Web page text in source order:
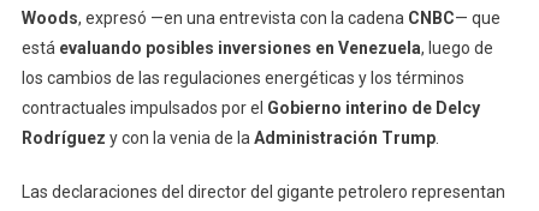
Woods, expresó —en una entrevista con la cadena CNBC— que
está evaluando posibles inversiones en Venezuela, luego de
los cambios de las regulaciones energéticas y los términos
contractuales impulsados por el Gobierno interino de Delcy
Rodríguez y con la venia de la Administración Trump.
Las declaraciones del director del gigante petrolero representan